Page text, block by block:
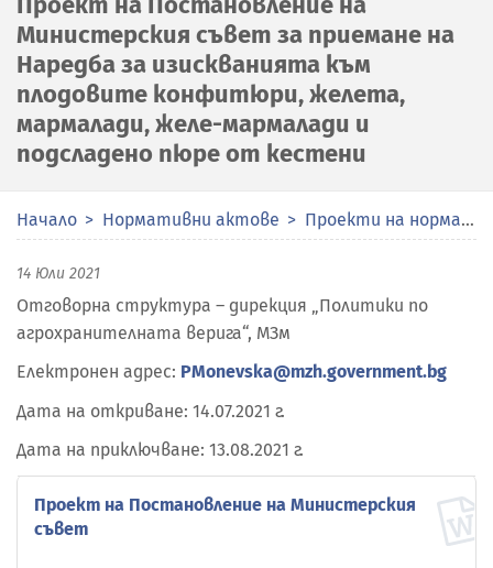
Министерския съвет за приемане на
Наредба за изискванията към
плодовите конфитюри, желета,
мармалади, желе-мармалади и
подсладено пюре от кестени
Начало Нормативни актове Проекти на нормативни актове
14 Юли 2021
Отговорна структура – дирекция „Политики по
агрохранителната верига“, МЗм
Електронен адрес: PMonevska@mzh.government.bg
Дата на откриване: 14.07.2021 г.
Дата на приключване: 13.08.2021 г.
Проект на Постановление на Министерския
съвет